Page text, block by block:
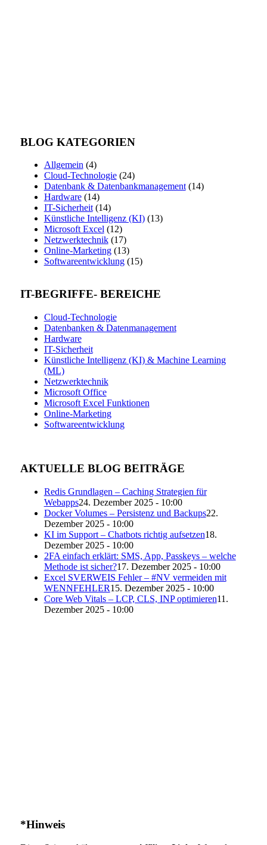
BLOG KATEGORIEN
Allgemein (4)
Cloud-Technologie(24)
Datenbank & Datenbankmanagement(14)
Hardware(14)
IT-Sicherheit(14)
Künstliche Intelligenz (KI)(13)
Microsoft Excel (12)
Netzwerktechnik(17)
Online-Marketing(13)
Softwareentwicklung(15)
IT-BEGRIFFE- BEREICHE
Cloud-Technologie
Datenbanken & Datenmanagement
Hardware
IT-Sicherheit
Künstliche Intelligenz (KI) & Machine Learning
(ML)
Netzwerktechnik
Microsoft Office
Microsoft Excel Funktionen
Online-Marketing
Softwareentwicklung
AKTUELLE BLOG BEITRÄGE
Redis Grundlagen – Caching Strategien für
Webapps24. Dezember 2025 - 10:00
Docker Volumes – Persistenz und Backups22.
Dezember 2025 - 10:00
KI im Support – Chatbots richtig aufsetzen18.
Dezember 2025 - 10:00
2FA einfach erklärt: SMS, App, Passkeys – welche
Methode ist sicher?17. Dezember 2025 - 10:00
Excel SVERWEIS Fehler – #NV vermeiden mit
WENNFEHLER15. Dezember 2025 - 10:00
Core Web Vitals – LCP, CLS, INP optimieren11.
Dezember 2025 - 10:00
*Hinweis